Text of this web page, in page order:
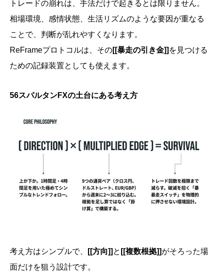
トレードの崩れは、手法だけで起きるとは限りません。
相場環境、感情状態、生活リズムのような要因が重なる
ことで、判断が乱れやすくなります。
ReFrameプロトコルは、その[[暴走の引き金]] を見つける
ための記録装置としても使えます。
56スパルタンFXの土台にある考え方
考え方はシンプルで、 [[方向]] と [[複数根拠]]がそろった場
面だけを狙う設計です。